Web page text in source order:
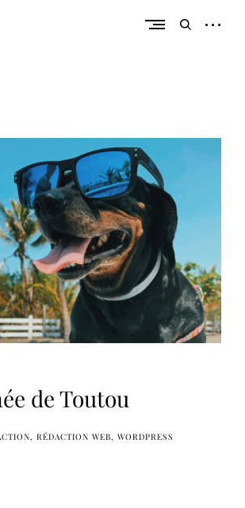
de Toutou
RÉDACTION WEB
WORDPRESS